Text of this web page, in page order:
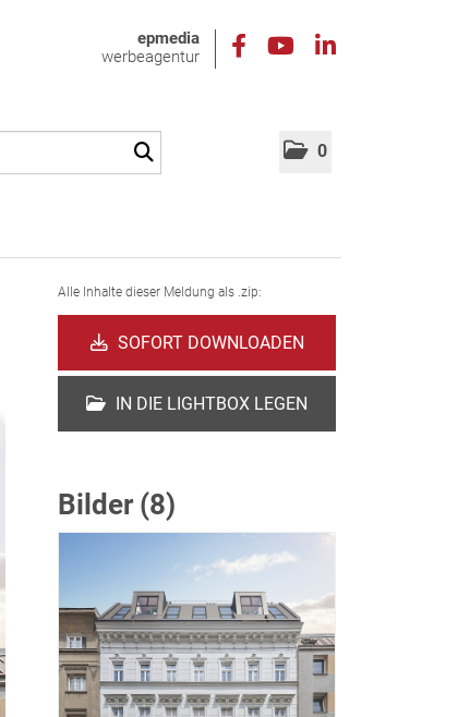
epmedia
werbeagentur
0
Alle Inhalte dieser Meldung als .zip:
SOFORT DOWNLOADEN
IN DIE LIGHTBOX LEGEN
Bilder (8)